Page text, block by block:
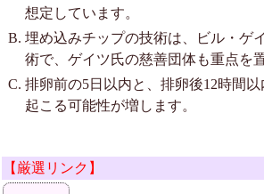
想定しています。
埋め込みチップの技術は、ビル・ゲ
術で、ゲイツ氏の慈善団体も重点を
排卵前の5日以内と、排卵後12時間
起こる可能性が増します。
【厳選リンク】